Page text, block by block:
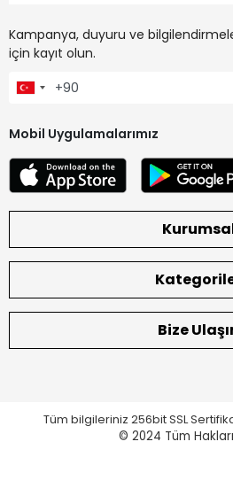
Kampanya, duyuru ve
için kayıt olun.
Mobil Uygulamalarımız
Bize
Tüm bilgileriniz 256bit SSL
© 2024 Tüm